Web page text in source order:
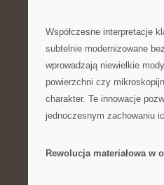
Współczesne interpretacje
subtelnie modernizowane
wprowadzają niewielkie
powierzchni czy
charakter. Te innowacje
jednoczesnym zachowaniu
Rewolucja materiałowa w